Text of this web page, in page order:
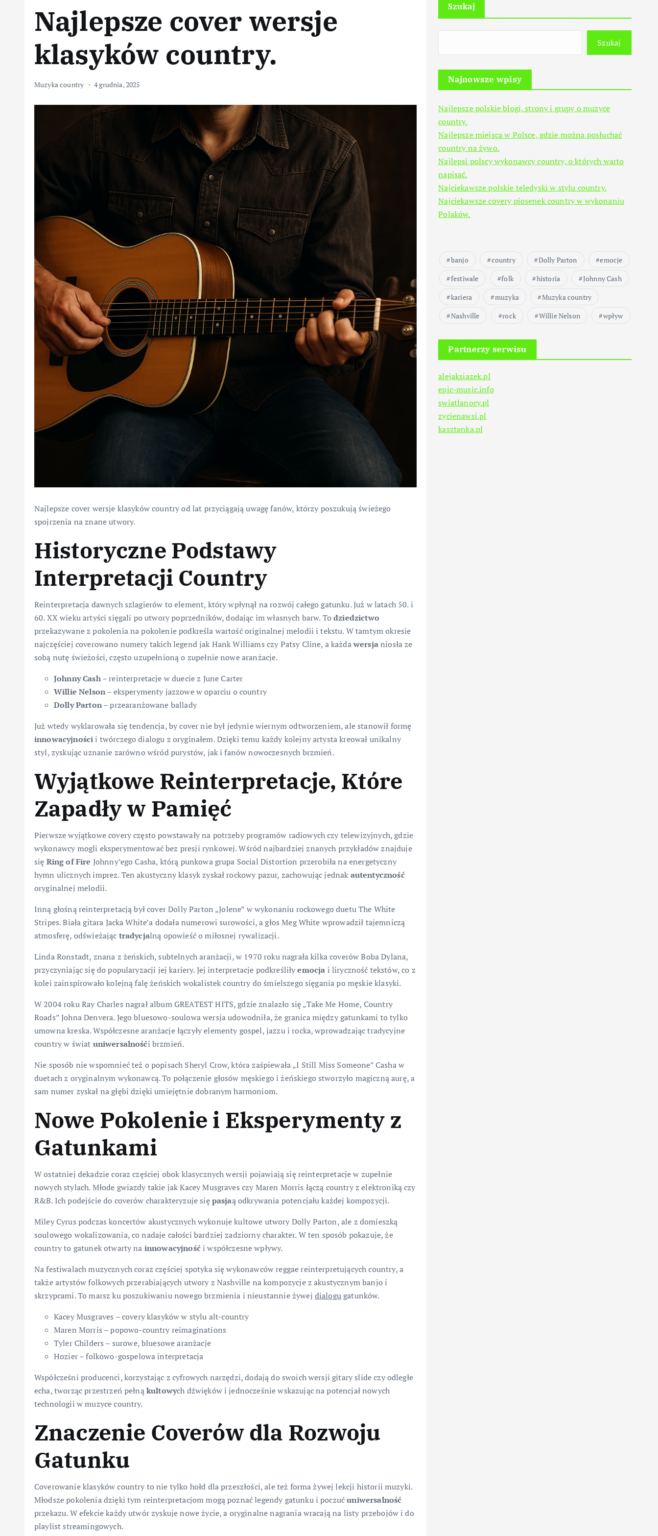
Najlepsze cover wersje
klasyków country.
Muzyka country 4 grudnia, 2025
Najlepsze cover wersje klasyków country od lat przyciągają uwagę fanów, którzy poszukują świeżego
spojrzenia na znane utwory.
Historyczne Podstawy
Interpretacji Country
Reinterpretacja dawnych szlagierów to element, który wpłynął na rozwój całego gatunku. Już w latach 50. i
60. XX wieku artyści sięgali po utwory poprzedników, dodając im własnych barw. Todziedzictwo
przekazywane z pokolenia na pokolenie podkreśla wartość originalnej melodii i tekstu. W tamtym okresie
najczęściej coverowano numery takich legend jak Hank Williams czy Patsy Cline, a każdawersjaniosła ze
sobą nutę świeżości, często uzupełnioną o zupełnie nowe aranżacje.
Johnny Cash– reinterpretacje w duecie z June Carter
Willie Nelson– eksperymenty jazzowe w oparciu o country
Dolly Parton– przearanżowane ballady
Już wtedy wyklarowała się tendencja, by cover nie był jedynie wiernym odtworzeniem, ale stanowił formę
innowacyjnościi twórczego dialogu z oryginałem. Dzięki temu każdy kolejny artysta kreował unikalny
styl, zyskując uznanie zarówno wśród purystów, jak i fanów nowoczesnych brzmień.
Wyjątkowe Reinterpretacje, Które
Zapadły w Pamięć
Pierwsze wyjątkowe covery często powstawały na potrzeby programów radiowych czy telewizyjnych, gdzie
wykonawcy mogli eksperymentować bez presji rynkowej. Wśród najbardziej znanych przykładów znajduje
się Ring of Fire Johnny’ego Casha, którą punkowa grupa Social Distortion przerobiła na energetyczny
hymn ulicznych imprez. Ten akustyczny klasyk zyskał rockowy pazur, zachowując jednak autentyczność
oryginalnej melodii.
Inną głośną reinterpretacją był cover Dolly Parton „Jolene” w wykonaniu rockowego duetu The White
Stripes. Biała gitara Jacka White’a dodała numerowi surowości, a głos Meg White wprowadził tajemniczą
atmosferę, odświeżając tradycjalną opowieść o miłosnej rywalizacji.
Linda Ronstadt, znana z żeńskich, subtelnych aranżacji, w 1970 roku nagrała kilka coverów Boba Dylana,
przyczyniając się do popularyzacji jej kariery. Jej interpretacje podkreśliłyemocja i liryczność tekstów, co z
kolei zainspirowało kolejną falę żeńskich wokalistek country do śmielszego sięgania po męskie klasyki.
W 2004 roku Ray Charles nagrał album GREATEST HITS, gdzie znalazło się „Take Me Home, Country
Roads” Johna Denvera. Jego bluesowo-soulowa wersja udowodniła, że granica między gatunkami to tylko
umowna kreska. Współczesne aranżacje łączyły elementy gospel, jazzu i rocka, wprowadzając tradycyjne
country w świat uniwersalnośći brzmień.
Nie sposób nie wspomnieć też o popisach Sheryl Crow, która zaśpiewała „I Still Miss Someone” Casha w
duetach z oryginalnym wykonawcą. To połączenie głosów męskiego i żeńskiego stworzyło magiczną aurę, a
sam numer zyskał na głębi dzięki umiejętnie dobranym harmoniom.
Nowe Pokolenie i Eksperymenty z
Gatunkami
W ostatniej dekadzie coraz częściej obok klasycznych wersji pojawiają się reinterpretacje w zupełnie
nowych stylach. Młode gwiazdy takie jak Kacey Musgraves czy Maren Morris łączą country z elektroniką czy
R&B. Ich podejście do coverów charakteryzuje siępasjaą odkrywania potencjału każdej kompozycji.
Miley Cyrus podczas koncertów akustycznych wykonuje kultowe utwory Dolly Parton, ale z domieszką
soulowego wokalizowania, co nadaje całości bardziej zadziorny charakter. W ten sposób pokazuje, że
country to gatunek otwarty na innowacyjność i współczesne wpływy.
Na festiwalach muzycznych coraz częściej spotyka się wykonawców reggae reinterpretujących country, a
także artystów folkowych przerabiających utwory z Nashville na kompozycje z akustycznym banjo i
skrzypcami. To marsz ku poszukiwaniu nowego brzmienia i nieustannie żywej dialogugatunków.
Kacey Musgraves – covery klasyków w stylu alt-country
Maren Morris – popowo-country reimaginations
Tyler Childers – surowe, bluesowe aranżacje
Hozier – folkowo-gospelowa interpretacja
Współcześni producenci, korzystając z cyfrowych narzędzi, dodają do swoich wersji gitary slide czy odległe
echa, tworząc przestrzeń pełnąkultowych dźwięków i jednocześnie wskazując na potencjał nowych
technologii w muzyce country.
Znaczenie Coverów dla Rozwoju
Gatunku
Coverowanie klasyków country to nie tylko hołd dla przeszłości, ale też forma żywej lekcji historii muzyki.
Młodsze pokolenia dzięki tym reinterpretacjom mogą poznać legendy gatunku i poczućuniwersalność
przekazu. W efekcie każdy utwór zyskuje nowe życie, a oryginalne nagrania wracają na listy przebojów i do
playlist streamingowych.
Szukaj
Szukaj
Najnowsze wpisy
Najlepsze polskie blogi, strony i grupy o muzyce
country.
Najlepsze miejsca w Polsce, gdzie można posłuchać
country na żywo.
Najlepsi polscy wykonawcy country, o których warto
napisać.
Najciekawsze polskie teledyski w stylu country.
Najciekawsze covery piosenek country w wykonaniu
Polaków.
banjo country Dolly Parton
emocje
festiwale
folk historia
Johnny Cash
kariera
muzyka
Muzyka country
Nashville
rock Willie Nelson wpływ
Partnerzy serwisu
alejaksiazek.pl
epic-music.info
swiatlanocy.pl
zycienawsi.pl
kasztanka.pl